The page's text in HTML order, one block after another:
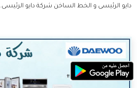
دايو الرئيسى و الخط الساخن شركة دايو الرئيسى.